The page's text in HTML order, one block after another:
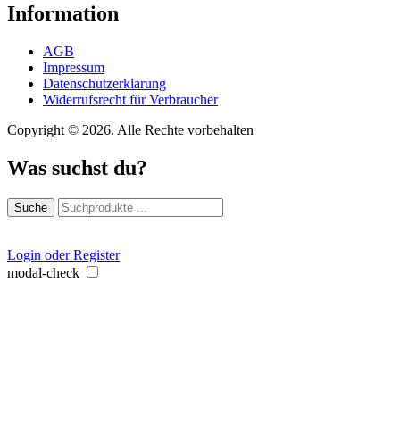
Information
AGB
Impressum
Datenschutzerklarung
Widerrufsrecht für Verbraucher
Copyright © 2026. Alle Rechte vorbehalten
Was suchst du?
Suche
Login oder Register
modal-check